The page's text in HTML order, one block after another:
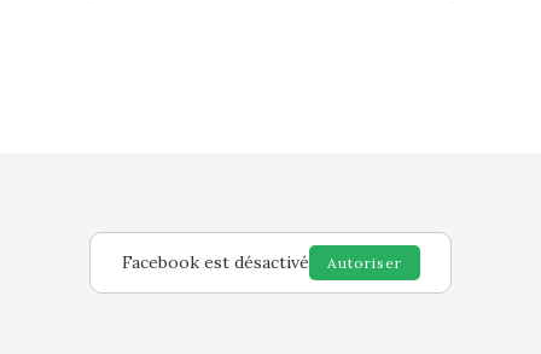
Facebook est désactivé Autoriser